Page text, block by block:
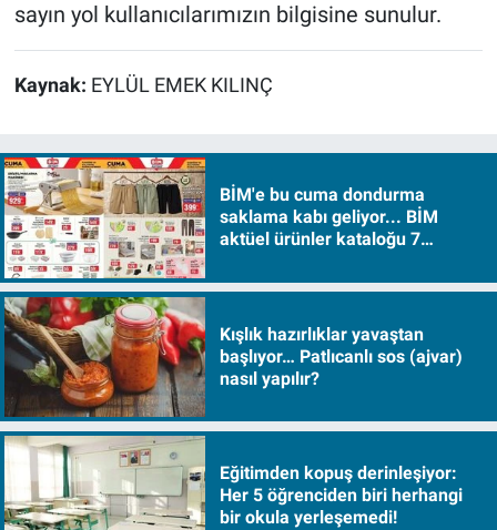
sayın yol kullanıcılarımızın bilgisine sunulur.
Kaynak: EYLÜL EMEK KILINÇ
BİM'e bu cuma dondurma
saklama kabı geliyor... BİM
aktüel ürünler kataloğu 7
Kışlık hazırlıklar yavaştan
başlıyor… Patlıcanlı sos (ajvar)
nasıl yapılır?
Eğitimden kopuş derinleşiyor:
Her 5 öğrenciden biri herhangi
bir okula yerleşemedi!